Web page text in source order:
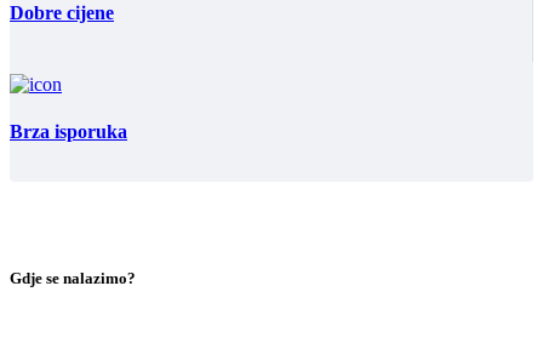
Dobre cijene
Brza isporuka
Gdje se nalazimo?